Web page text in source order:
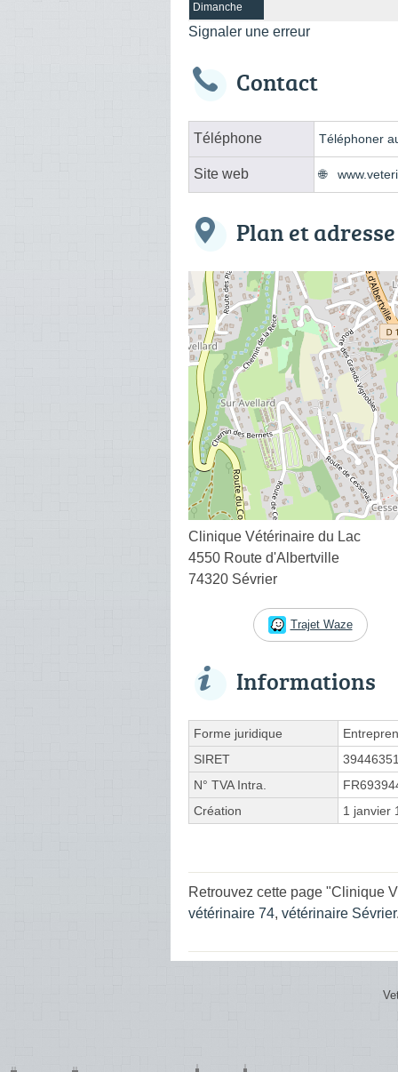
Dimanche
Signaler une erreur
Contact
Téléphone Téléphoner
Site web
Plan et adresse
Clinique Vétérinaire du Lac
4550 Route d'Albertville
74320 Sévrier
Trajet Waze
Informations
Forme juridique
SIRET
N° TVA Intra.
Création
1 janvier
Retrouvez cette page "Clinique
vétérinaire 74, vétérinaire Sévrier.